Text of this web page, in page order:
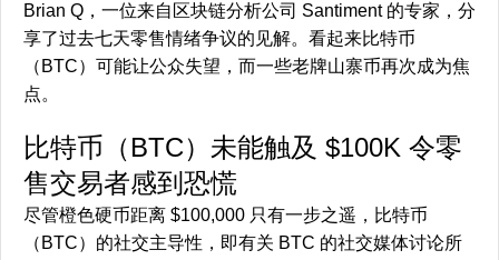
Brian Q，一位来自区块链分析公司 Santiment 的专家，分
享了过去七天零售情绪争议的见解。看起来比特币
（BTC）可能让公众失望，而一些老牌山寨币再次成为焦
点。
比特币（BTC）未能触及 $100K 令零
售交易者感到恐慌
尽管橙色硬币距离 $100,000 只有一步之遥，比特币
（BTC）的社交主导性，即有关 BTC 的社交媒体讨论所